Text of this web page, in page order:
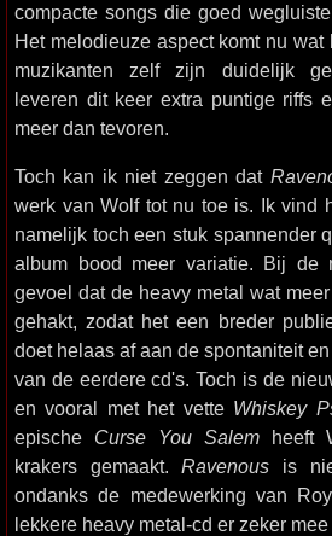
compacte songs die goed
Het melodieuze aspect komt nu
muzikanten zelf zijn duidelijk
leveren dit keer extra puntige riffs
meer dan tevoren.
Toch kan ik niet zeggen dat
werk van Wolf tot nu toe is. Ik vind
namelijk toch een stuk spannender
album bood meer variatie. Bij de
gevoel dat de heavy metal wat
gehakt, zodat het een breder
doet helaas af aan de spontaniteit
van de eerdere cd's. Toch is de
en vooral met het vette Whiskey
epische Curse You Salem heeft
krakers gemaakt.Ravenous is
ondanks de medewerking van
lekkere heavy metal-cd er zeker mee